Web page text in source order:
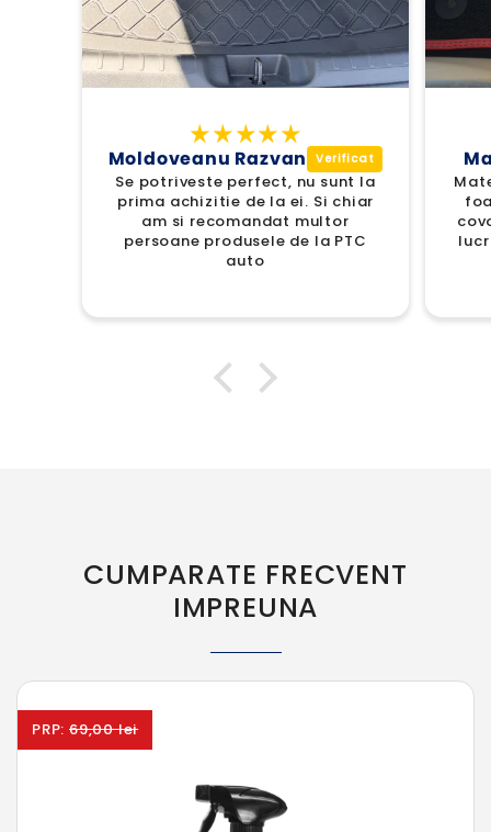
Moldoveanu Razvan
Se potriveste perfect, nu sunt la
prima achizitie de la ei. Si chiar
am si recomandat multor
persoane produsele de la PTC
auto
CUMPARATE FRECVENT
IMPREUNA
PRP: 69,00 lei